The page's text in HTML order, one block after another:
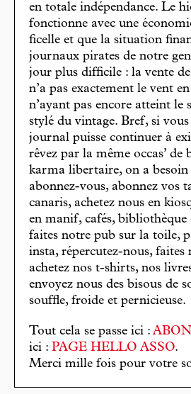
en totale indépendance. Le
fonctionne avec une
ficelle et que la situation
journaux pirates de notre
jour plus difficile : la vente
n’a pas exactement le vent
n’ayant pas encore atteint le
stylé du vintage. Bref, si
journal puisse continuer à
rêvez par la même occas’ de
karma libertaire, on a besoin
abonnez-vous, abonnez vos
canaris, achetez nous en
en manif, cafés,
faites notre pub sur la toile,
insta, répercutez-nous, faites
achetez nos t-shirts, nos
envoyez nous des bisous de
souffle, froide et pernicieuse.
Tout cela se passe ici :
ici : PAGE HELLO ASSO.
Merci mille fois pour votre